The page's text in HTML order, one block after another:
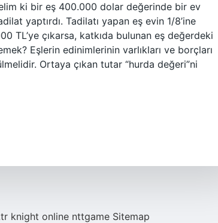
ki bir eş 400.000 dolar değerinde bir ev
yaptırdı. Tadilatı yapan eş evin 1/8’ine
TL’ye çıkarsa, katkıda bulunan eş değerdeki
Eşlerin edinimlerinin varlıkları ve borçları
Ortaya çıkan tutar “hurda değeri”ni
knight online nttgame Sitemap